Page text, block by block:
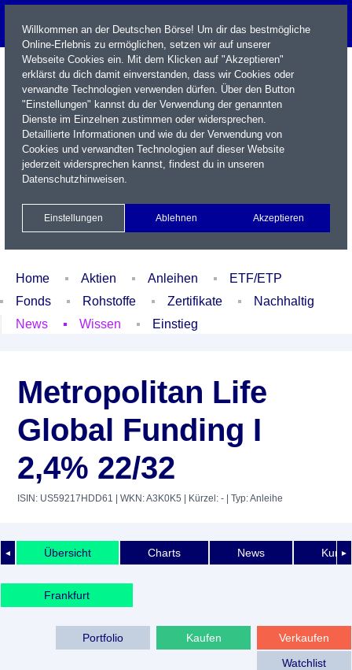
Name / WKN / ISIN / Kürzel
Xetra Realtime
Watchlist Portfolio Login
Home Aktien Anleihen
ETF/ETP
Fonds
Rohstoffe Zertifikate
Nachhaltig
News
Wissen Einstieg
Metropolitan Life
Global Funding I
2,4% 22/32
ISIN: US59217HDD61 | WKN: A3K0K5 | Kürzel: - | Typ: Anleihe
◄ ►
Übersicht Charts News
Frankfurt
Verkaufen
Kaufen
Portfolio
Watchlist
Willkommen an der Deutschen Börse! Um dir das bestmögliche
Online-Erlebnis zu ermöglichen, setzen wir auf unserer
Webseite Cookies ein. Mit dem Klicken auf "Akzeptieren"
erklärst du dich damit einverstanden, dass wir Cookies oder
verwandte Technologien verwenden dürfen. Über den Button
"Einstellungen" kannst du der Verwendung der genannten
Dienste im Einzelnen zustimmen oder widersprechen.
Detaillierte Informationen und wie du der Verwendung von
Cookies und verwandten Technologien auf dieser Website
jederzeit widersprechen kannst, findest du in unseren
Datenschutzhinweisen.
Einstellungen Ablehnen Akzeptieren